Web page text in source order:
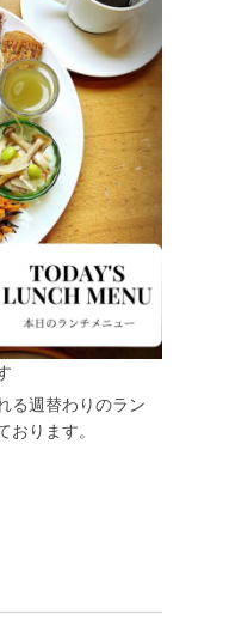
る週替わりのラン
おります。